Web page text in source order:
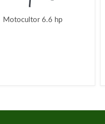
Motocultor 6.6 hp